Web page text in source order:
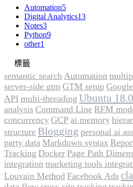
Automation5
Digital Analytics13
Notes3
Python9
other1
標籤
semantic search Automation
server-side gtm GTM setup
API multi-threading Ubuntu
analysis Command Line RFM
concurrency GCP ai memory
structure Blogging personal ai
party data Markdown syntax
Tracking Docker Page Path
integration marketing tools
Louvain Method Facebook Ads